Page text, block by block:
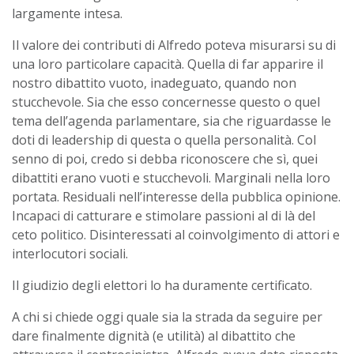
largamente intesa.
Il valore dei contributi di Alfredo poteva misurarsi su di
una loro particolare capacità. Quella di far apparire il
nostro dibattito vuoto, inadeguato, quando non
stucchevole. Sia che esso concernesse questo o quel
tema dell’agenda parlamentare, sia che riguardasse le
doti di leadership di questa o quella personalità. Col
senno di poi, credo si debba riconoscere che sì, quei
dibattiti erano vuoti e stucchevoli. Marginali nella loro
portata. Residuali nell’interesse della pubblica opinione.
Incapaci di catturare e stimolare passioni al di là del
ceto politico. Disinteressati al coinvolgimento di attori e
interlocutori sociali.
Il giudizio degli elettori lo ha duramente certificato.
A chi si chiede oggi quale sia la strada da seguire per
dare finalmente dignità (e utilità) al dibattito che